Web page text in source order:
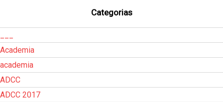
Categorias
Academia
academia
ADCC
ADCC 2017